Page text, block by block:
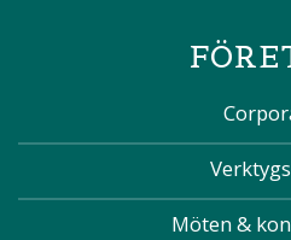
Möten &